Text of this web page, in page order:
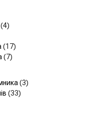
(4)
(17)
(7)
(3)
(33)